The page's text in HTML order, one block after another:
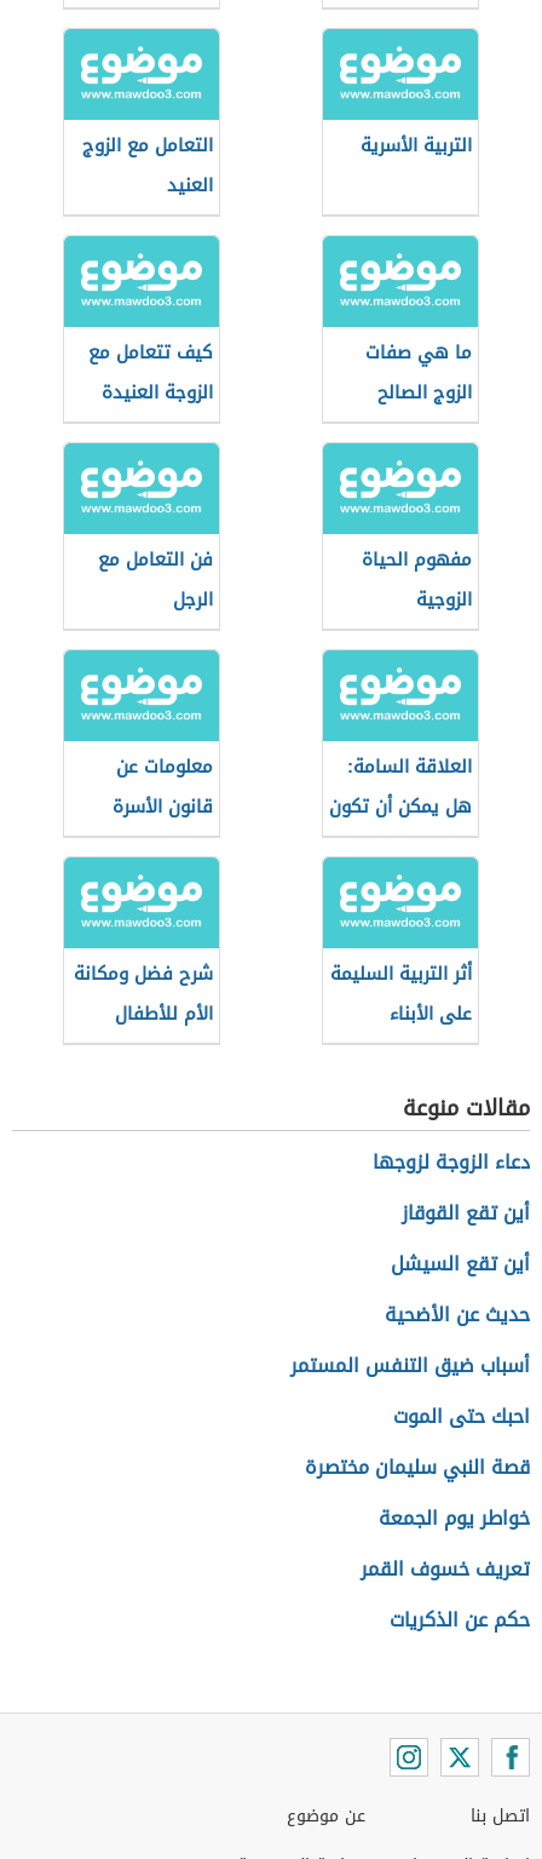
الزوجين
التربية الأسرية
التعامل مع الزوج
العنيد
ما هي صفات
الزوج الصالح
كيف تتعامل مع
الزوجة العنيدة
مفهوم الحياة
الزوجية
فن التعامل مع
الرجل
العلاقة السامة:
هل يمكن أن تكون
بين الأهل؟
معلومات عن
قانون الأسرة
الجزائري
أثر التربية السليمة
على الأبناء
شرح فضل ومكانة
الأم للأطفال
مقالات منوعة
دعاء الزوجة لزوجها
أين تقع القوقاز
أين تقع السيشل
حديث عن الأضحية
أسباب ضيق التنفس المستمر
احبك حتى الموت
قصة النبي سليمان مختصرة
خواطر يوم الجمعة
تعريف خسوف القمر
حكم عن الذكريات
اتصل بنا
عن موضوع